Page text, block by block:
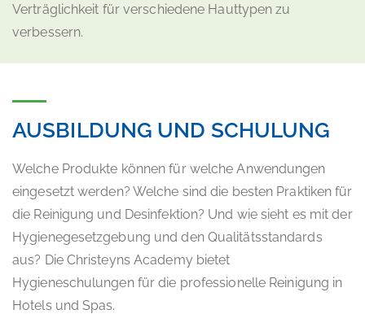
Verträglichkeit für verschiedene Hauttypen zu
verbessern.
AUSBILDUNG UND SCHULUNG
Welche Produkte können für welche Anwendungen
eingesetzt werden? Welche sind die besten Praktiken für
die Reinigung und Desinfektion? Und wie sieht es mit der
Hygienegesetzgebung und den Qualitätsstandards
aus? Die Christeyns Academy bietet
Hygieneschulungen für die professionelle Reinigung in
Hotels und Spas.